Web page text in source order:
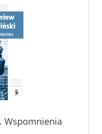
Wspomnienia